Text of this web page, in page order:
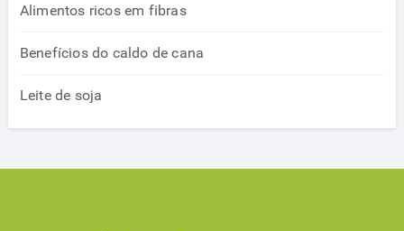
Alimentos ricos em fibras
Benefícios do caldo de cana
Leite de soja